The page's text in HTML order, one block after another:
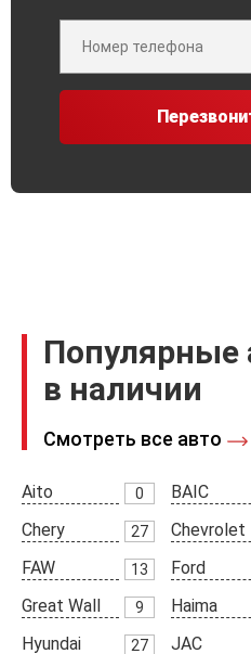
Популярные
в наличии
Смотреть все авто
Aito 0 BAIC
Chery
27 Chevrolet
FAW
13 Ford
Great Wall
9 Haima
Hyundai
27 JAC